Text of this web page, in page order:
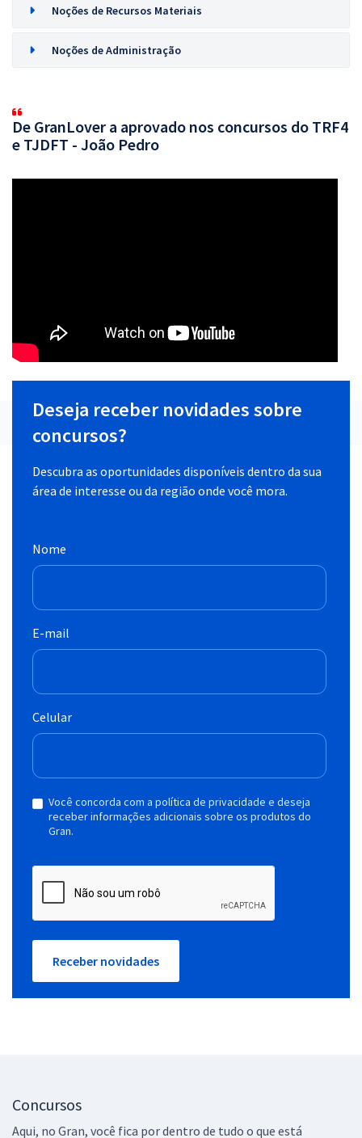
Noções de Recursos Materiais
Noções de Administração
De GranLover a aprovado nos concursos do TRF4
e TJDFT - João Pedro
Deseja receber novidades sobre
concursos?
Descubra as oportunidades disponíveis dentro da sua
área de interesse ou da região onde você mora.
Nome
E-mail
Celular
Você concorda com a política de privacidade e deseja
receber informações adicionais sobre os produtos do
Gran.
Receber novidades
Concursos
Aqui, no Gran, você fica por dentro de tudo o que está